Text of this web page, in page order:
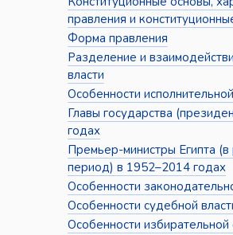
правления и
Форма правления
Разделение и
власти
Особенности
Главы государства
годах
Премьер-министры Египта (в
период) в 1952–2014 годах
Особенности
Особенности судебной
Особенности избирательной